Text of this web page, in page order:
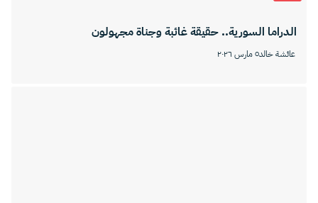
الدراما السورية.. حقيقة غائبة وجناة مجهولون
عائشة خالد٥ مارس ٢٠٢٦